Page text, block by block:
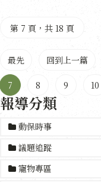
第 7 頁，共 18 頁
最先 回到上一篇
7 8 9 10
報導分類
動保時事
議題追蹤
寵物專區